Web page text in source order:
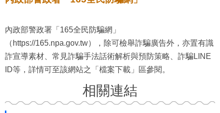
內政部警政署「165全民防騙網」
（https://165.npa.gov.tw），除可檢舉詐騙廣告外，亦置有識
詐宣導素材、常見詐騙手法話術解析與預防策略、詐騙LINE
ID等，詳情可至該網站之「檔案下載」區參閱。
相關連結